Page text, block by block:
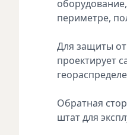
периметре,
Для защиты от
проектирует
Обратная
штат для